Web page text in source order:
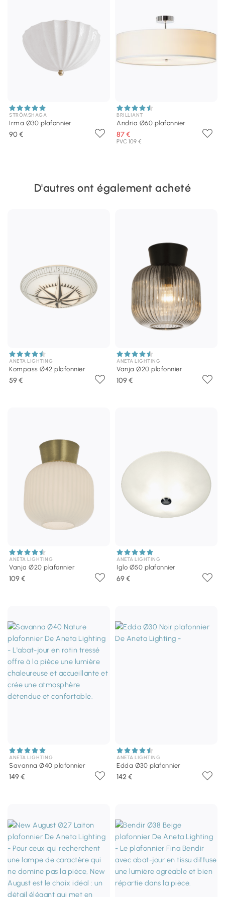
STRÖMSHAGA
Irma Ø30 plafonnier
90 €
BRILLIANT
Andria Ø60 plafonnier
87 €
PVC 109 €
D'autres ont également acheté
ANETA LIGHTING
Kompass Ø42 plafonnier
59 €
ANETA LIGHTING
Vanja Ø20 plafonnier
109 €
ANETA LIGHTING
Vanja Ø20 plafonnier
109 €
ANETA LIGHTING
Iglo Ø50 plafonnier
69 €
ANETA LIGHTING
Savanna Ø40 plafonnier
149 €
ANETA LIGHTING
Edda Ø30 plafonnier
142 €